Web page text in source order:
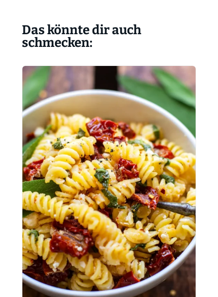
Das könnte dir auch
schmecken: